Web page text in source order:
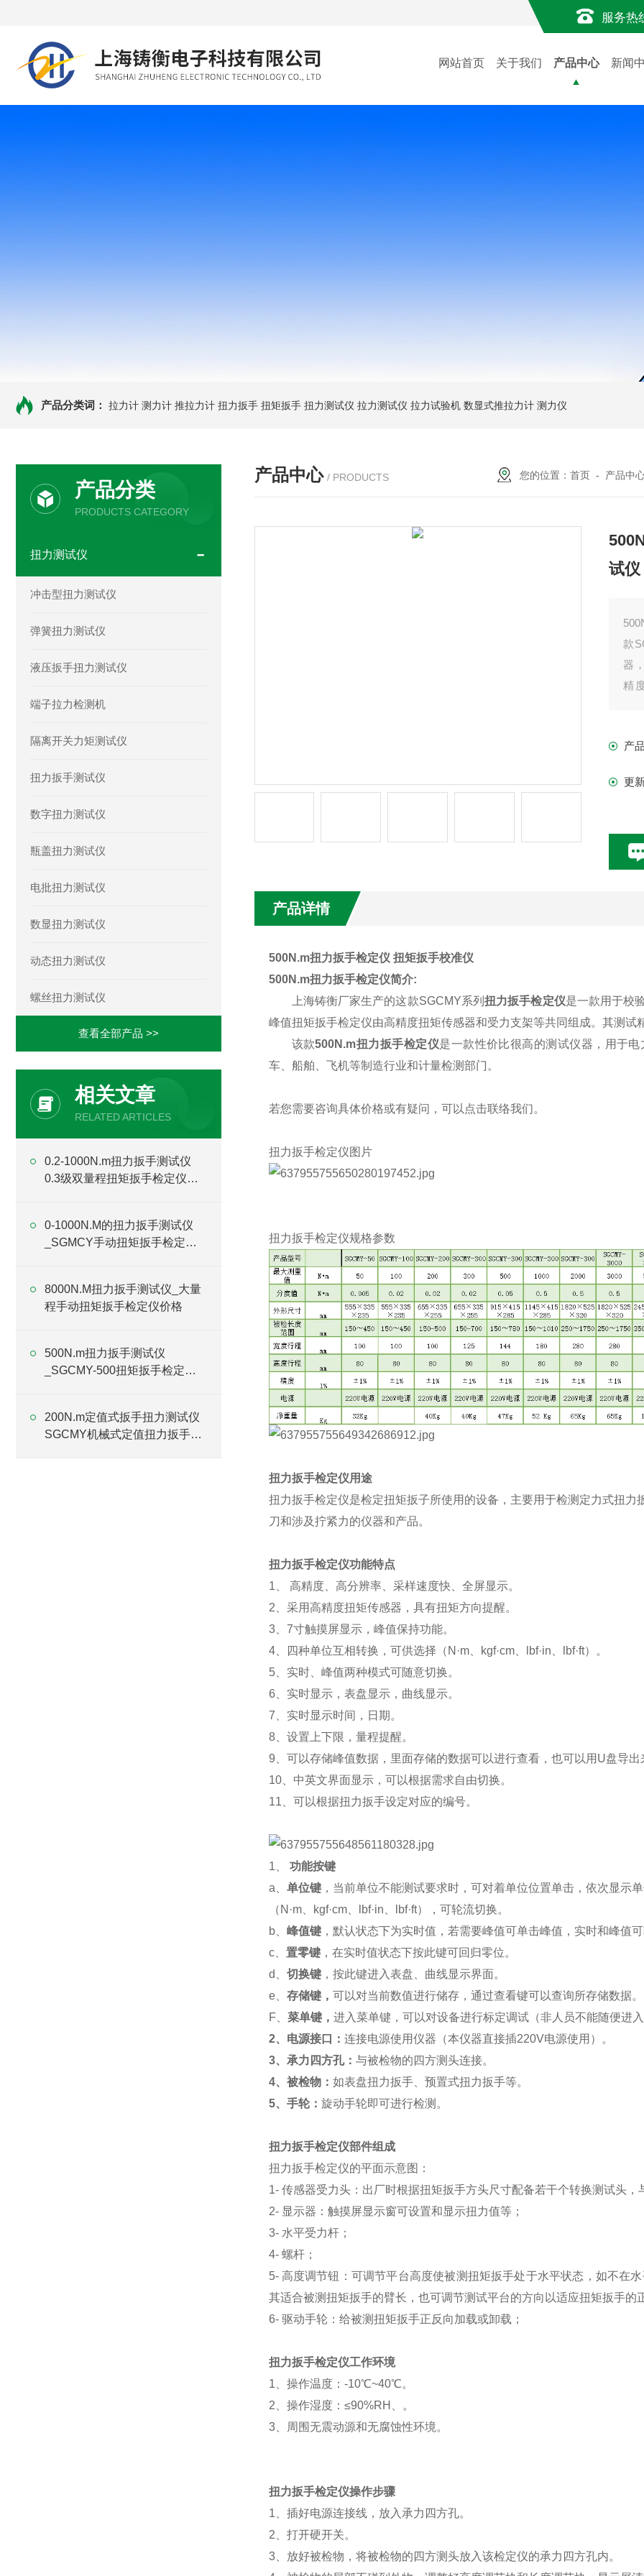
服务热
网站首页 关于我们 产品中心 新闻
产品分类词： 拉力计 测力计 推拉力计 扭力扳手 扭矩扳手 扭力测试仪 拉力测试仪 拉力试验机 数显式推拉力计 测力仪
产品分类
PRODUCTS CATEGORY
扭力测试仪
冲击型扭力测试仪
弹簧扭力测试仪
液压扳手扭力测试仪
端子拉力检测机
隔离开关力矩测试仪
扭力扳手测试仪
数字扭力测试仪
瓶盖扭力测试仪
电批扭力测试仪
数显扭力测试仪
动态扭力测试仪
螺丝扭力测试仪
查看全部产品 >>
相关文章
RELATED ARTICLES
0.2-1000N.m扭力扳手测试仪
0.3级双量程扭矩扳手检定仪厂
0-1000N.M的扭力扳手测试仪
_SGMCY手动扭矩扳手检定仪
8000N.M扭力扳手测试仪_大量
程手动扭矩扳手检定仪价格
500N.m扭力扳手测试仪
_SGCMY-500扭矩扳手检定仪
200N.m定值式扳手扭力测试仪
SGCMY机械式定值扭力扳手测
产品中心 / PRODUCTS 您的位置：首页 - 产品中
试仪
款
器
精
该
船
产
更
产品详情
500N.m扭力扳手检定仪 扭矩扳手校准仪
500N.m扭力扳手检定仪简介:
上海铸衡厂家生产的这款SGCMY系列 扭力扳手检定仪是一款用于校
峰值扭矩扳手检定仪由高精度扭矩传感器和受力支架等共同组成。其测试
该款500N.m扭力扳手检定仪是一款性价比很高的测试仪器，用于
车、船舶、飞机等制造行业和计量检测部门。
若您需要咨询具体价格或有疑问，可以点击联络我们。
扭力扳手检定仪图片
扭力扳手检定仪规格参数
扭力扳手检定仪用途
扭力扳手检定仪是检定扭矩扳子所使用 的设备，主要用于检测定力式扭力
刀和涉及拧紧力的仪器和产品。
扭力扳手检定仪功能特点
1、 高精度、高分辨率、采样速度快、全屏显示。
2、采用高精度扭矩传感器，具有扭矩方向提醒。
3、7寸触摸屏显示，峰值保持功能。
4、四种单位互相转换，可供选择（N·m、kgf·cm、lbf·in、lbf·ft）。
5、实时、峰值两种模式可随意切换。
6、实时显示，表盘显示，曲线显示。
7、实时显示时间，日期。
8、设置上下限，量程提醒。
9、可以存储峰值数据，里面存储的数据可以进行查看，也可以用U盘导出
10、中英文界面显示，可以根据需求自由切换。
11、可以根据扭力扳手设定对应的编号。
1、 功能按键
a、 单位键，当前单位不能测试要求时，可对着单位位置单击，依次显示
（ N·m、kgf·cm、lbf·in、lbf·ft），可轮流切换。
b、 峰值键，默认状态下为实时值，若需要峰值可单击峰值，实时和峰值可
c、 置零键，在实时值状态下按此键可回归零位。
d、 切换键，按此键进入表盘、曲线显示界面。
e、 存储键， 可以对当前数值进行储存，通过查看键可以查询所存储数据。
F、 菜单键， 进入菜单键，可以对设备进行标定调试（非人员不能随便进入
2、电源接口： 连接电源使用仪器（本仪器直接插220V电源使用）。
3、承力四方孔： 与被检物的四方测头连接。
4、被检物： 如表盘扭力扳手、预置式扭力扳手等。
5、手轮： 旋动手轮即可进行检测。
扭力扳手检定仪部件组成
扭力扳手检定仪的平面示意图：
1- 传感器受力头：出厂时根据扭矩扳手方头尺寸配备若干个转换测试头，
2- 显示器：触摸屏显示窗可设置和显示扭力值等；
3- 水平受力杆；
4- 螺杆；
5- 高度调节钮：可调节平台高度使被测扭矩扳手处于水平状态，如不在
其适合被测扭矩扳手的臂长，也可调节测试平台的方向以适应扭矩扳手的
6- 驱动手轮：给被测扭矩扳手正反向加载或卸载；
扭力扳手检定仪工作环境
1、操作温度：-10℃~40℃。
2、操作湿度：≤90%RH、。
3、周围无震动源和无腐蚀性环境。
扭力扳手检定仪操作步骤
1、插好电源连接线，放入承力四方孔。
2、打开硬开关。
3、放好被检物，将被检物的四方测头放入该检定仪的承力四方孔内。